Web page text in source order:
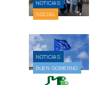
NOTICIAS
SOCIAL
NOTICIAS
BUEN GOBIERNO